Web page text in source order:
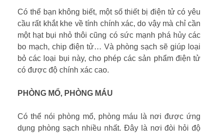
Có thể bạn không biết, một số thiết bị điện tử có yêu
cầu rất khắt khe về tính chính xác, do vậy mà chỉ cần
một hạt bụi nhỏ thôi cũng có sức mạnh phá hủy các
bo mạch, chip điện tử… Và phòng sạch sẽ giúp loại
bỏ các loại bụi này, cho phép các sản phẩm điện tử
có được độ chính xác cao.
PHÒNG MỔ, PHÒNG MÁU
Có thể nói phòng mổ, phòng máu là nơi được ứng
dụng phòng sạch nhiều nhất. Đây là nơi đòi hỏi độ